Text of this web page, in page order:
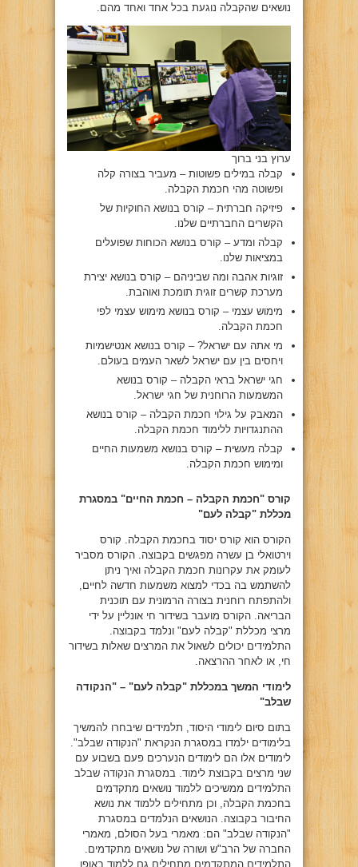
נושאים שהקבלה נוגעת בכל אחד ואחד מהם.
ערוץ בני ברוך
קבלה במילים פשוטות – מעביר בצורה קלה
ופשוטה מהי חכמת הקבלה.
פיזיקה חברתית – קורס בנושא החוקיות של
הקשרים החברתיים שלנו.
קבלה ומדע – קורס בנושא הכוחות שפועלים
במציאות שלנו.
זוגיות אהבה ומה שביניהם – קורס בנושא יצירת
מערכת קשרים זוגית תומכת ואוהבת.
מימוש עצמי – קורס בנושא מימוש עצמי לפי
חכמת הקבלה.
מי אתה עם ישראל? – קורס בנושא אנטישמיות
ויחסים בין עם ישראל לשאר העמים בעולם.
חגי ישראל בראי הקבלה – קורס בנושא
המשמעות הרוחנית של חגי ישראל.
המאבק על גילוי חכמת הקבלה – קורס בנושא
ההתנגדויות ללימוד חכמת הקבלה.
קבלה מעשית – קורס בנושא משמעות החיים
ומימוש חכמת הקבלה.
קורס "חכמת הקבלה – חכמת החיים" במסגרת
מכללת "קבלה לעם"
הקורס הוא קורס יסוד בחכמת הקבלה. קורס
וירטואלי בן עשרה מפגשים בקבוצה. הקורס מסביר
לעומק את עקרונות חכמת הקבלה ואיך ניתן
להשתמש בה בכדי למצוא משמעות חדשה לחיים,
ולהתפתח רוחנית בצורה הרמונית עם תוכנית
הבריאה. הקורס מועבר בשידור חי אונליין על ידי
מרצי מכללת "קבלה לעם" ונלמד בקבוצה.
התלמידים יכולים לשאול את המרצים שאלות בשידור
חי, או לאחר ההרצאה.
לימודי המשך במכללת "קבלה לעם" – "הנקודה
שבלב"
בתום סיום לימודי היסוד, תלמידים שיבחרו להמשיך
בלימודים ילמדו במסגרת הנקראת "הנקודה שבלב".
לימודים אלו הם לימודים הנערכים פעם בשבוע עם
שני מרצים בקבוצת לימוד. במסגרת הנקודה שבלב
התלמידים ממשיכים ללמוד נושאים מתקדמים
בחכמת הקבלה, וכן מתחילים ללמוד את נושא
החיבור בקבוצה. הנושאים הנלמדים במסגרת
"הנקודה שבלב" הם: מאמרי בעל הסולם, מאמרי
החברה של הרב"ש ושורה של נושאים מתקדמים.
התלמידים המתקדמים מתחילים גם ללמוד באופן